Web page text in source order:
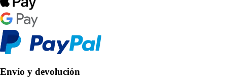
Envío y devolución